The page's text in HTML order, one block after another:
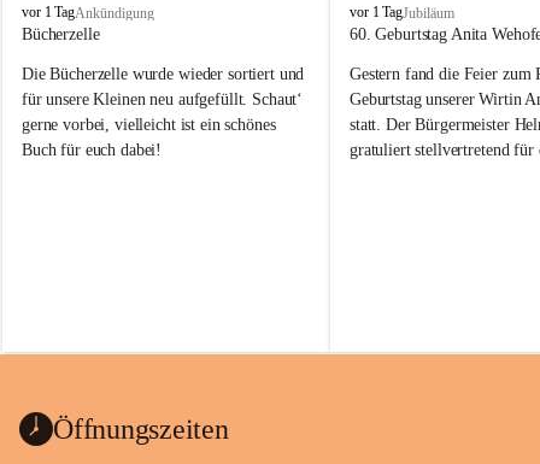
T
o
a
j
vor 1 TagAnkündigung
Bücherzelle
Die Bücherzelle wurde wieder sortiert und
für unsere Kleinen neu aufgefüllt. Schaut‘
gerne vorbei, vielleicht ist ein schönes
Buch für euch dabei!
Wanduhr (!) benutzt und musste
Das Gemeindeamt freut sich sehr über die
Spende >lesenswerter< Bücher und
T
o
a
j
vor 1 TagJubiläum
60. Geburtstag Anita
Gestern fand die Feier zum
Geburtstag unserer Wirtin
statt. Der Bürgermeister
gratuliert stellvertretend für
Gesundheit, Gelassenheit
Öffnungszeiten